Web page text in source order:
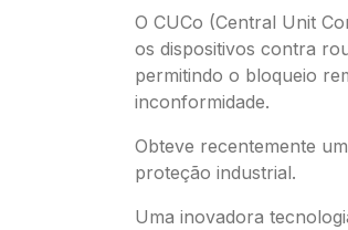
O CUCo (Central Unit
os dispositivos contra
permitindo o bloqueio
inconformidade.
Obteve recentemente
proteção industrial.
Uma inovadora